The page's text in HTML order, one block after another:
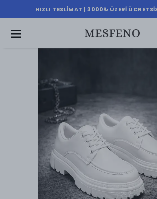
HIZLI TESLIMAT | 3000₺ ÜZERI